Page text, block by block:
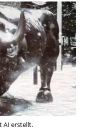
AI erstellt.